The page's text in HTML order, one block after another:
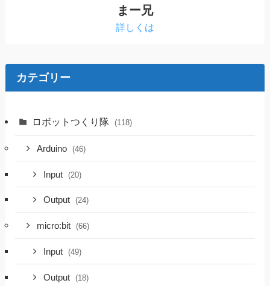
まー兄
詳しくは
カテゴリー
ロボットつくり隊 (118)
Arduino (46)
Input (20)
Output (24)
micro:bit (66)
Input (49)
Output (18)